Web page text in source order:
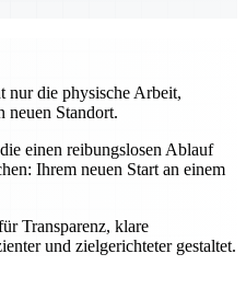
nur die physische Arbeit,
neuen Standort.
einen reibungslosen Ablauf
Ihrem neuen Start an einem
Transparenz, klare
und zielgerichteter gestaltet.